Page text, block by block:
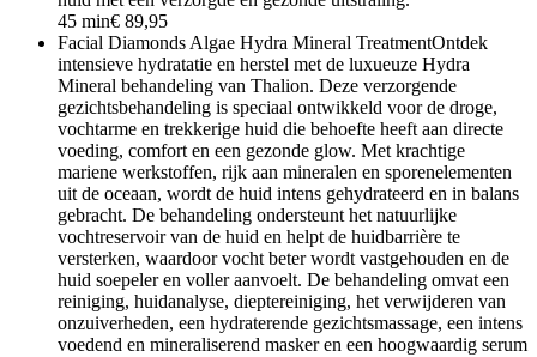
45 min€ 89,95
Facial Diamonds Algae Hydra Mineral TreatmentOntdek
intensieve hydratatie en herstel met de luxueuze Hydra
Mineral behandeling van Thalion. Deze verzorgende
gezichtsbehandeling is speciaal ontwikkeld voor de droge,
vochtarme en trekkerige huid die behoefte heeft aan directe
voeding, comfort en een gezonde glow. Met krachtige
mariene werkstoffen, rijk aan mineralen en sporenelementen
uit de oceaan, wordt de huid intens gehydrateerd en in balans
gebracht. De behandeling ondersteunt het natuurlijke
vochtreservoir van de huid en helpt de huidbarrière te
versterken, waardoor vocht beter wordt vastgehouden en de
huid soepeler en voller aanvoelt. De behandeling omvat een
reiniging, huidanalyse, dieptereiniging, het verwijderen van
onzuiverheden, een hydraterende gezichtsmassage, een intens
voedend en mineraliserend masker en een hoogwaardig serum